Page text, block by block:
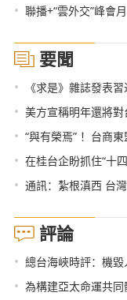
• 聯播+“雲外交”峰會
要聞
• 《求是》雜誌發表
• 美方宣稱明年還將對
• “與有榮焉” ！台商
• 在桂台企盼抓住“十
• 通訊：紮根滇西 台
評論
• 總台海峽時評：機
• 為構建亞太命運共